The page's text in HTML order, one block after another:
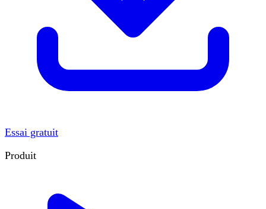
Essai gratuit
Produit